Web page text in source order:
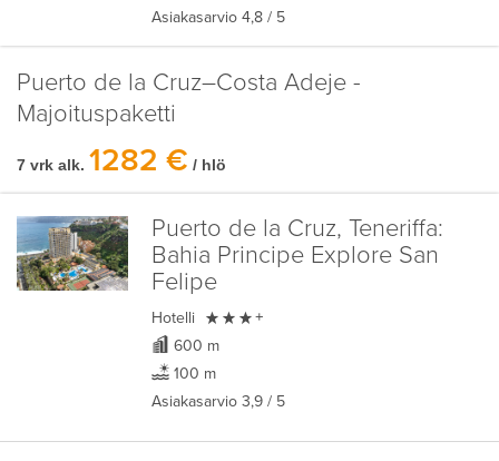
Asiakasarvio 4,8 / 5
Puerto de la Cruz–Costa Adeje -
Majoituspaketti
7 vrk alk. 1282 € / hlö
Puerto de la Cruz, Teneriffa:
Bahia Principe Explore San
Felipe
Hotelli  +
600 m
100 m
Asiakasarvio 3,9 / 5